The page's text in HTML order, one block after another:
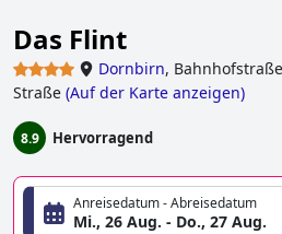
Das Flint
Dornbirn,
Straße (Auf der Karte anzeigen)
8.9 Hervorragend
Anreisedatum - Abreisedatum
Mi., 26 Aug. - Do., 27 Aug.